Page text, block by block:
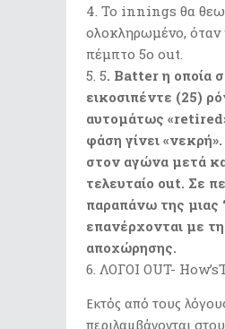
Το innings θα
ολοκληρωμένο, όταν
πέμπτο 5ο out.
5. Βatter η οποία
εικοσιπέντε (25)
αυτομάτως
φάση γίνει
στον αγώνα μετά
τελευταίο out. Σε
παραπάνω της μιας
επανέρχονται με
αποχώρησης.
ΛΟΓΟΙ OUT-
Εκτός από τους
περιλαμβάνονται